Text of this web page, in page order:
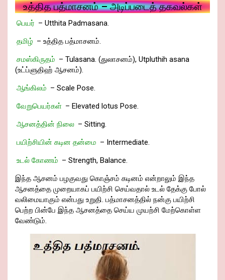
உத்தித பத்மாசனம் – அடிப்படைத் தகவல்கள்
பெயர் – Utthita Padmasana.
தமிழ் – உத்தித பத்மாசனம்.
சமஸ்கிருதம் – Tulasana. (துலாசனம்), Utpluthih asana
(உட்ப்ளுதிஹ் ஆசனம்).
ஆங்கிலம் – Scale Pose.
வேறுபெயர்கள் – Elevated lotus Pose.
ஆசனத்தின் நிலை – Sitting.
பயிற்சியின் கடின தன்மை – Intermediate.
உடல் கோணம் – Strength, Balance.
இந்த ஆசனம் பழகுவது கொஞ்சம் கடினம் என்றாலும் இந்த
ஆசனத்தை முறையாகப் பயிற்சி செய்வதால் உடல் தேக்கு போல்
வலிமையாகும் என்பது உறுதி. பத்மாசனத்தில் நன்கு பயிற்சி
பெற்ற பின்பே இந்த ஆசனத்தை செய்ய முயற்சி மேற்கொள்ள
வேண்டும்.